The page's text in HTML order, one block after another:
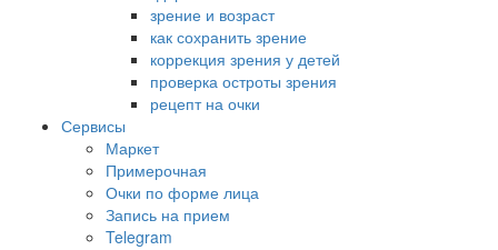
зрение и возраст
как сохранить зрение
коррекция зрения у детей
проверка остроты зрения
рецепт на очки
Сервисы
Маркет
Примерочная
Очки по форме лица
Запись на прием
Telegram